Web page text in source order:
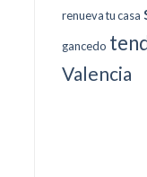
renueva tu casa
gancedo
Valencia